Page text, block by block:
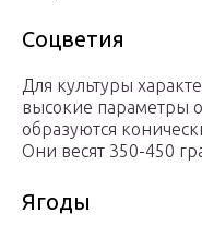
Соцветия
Для культуры
высокие параметры
образуются
Они весят 350-450
Ягоды